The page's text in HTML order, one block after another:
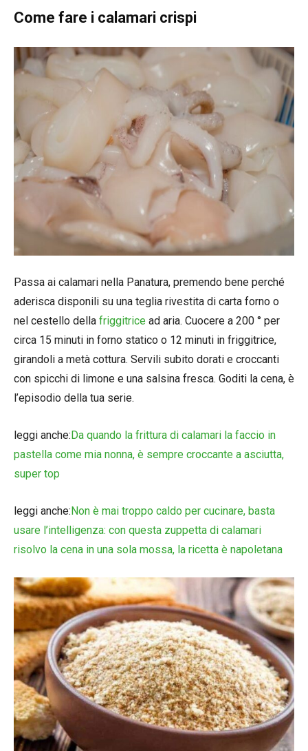
Come fare i calamari crispi
Passa ai calamari nella Panatura, premendo bene perché
aderisca disponili su una teglia rivestita di carta forno o
nel cestello della friggitrice ad aria. Cuocere a 200 ° per
circa 15 minuti in forno statico o 12 minuti in friggitrice,
girandoli a metà cottura. Servili subito dorati e croccanti
con spicchi di limone e una salsina fresca. Goditi la cena, è
l’episodio della tua serie.
leggi anche: Da quando la frittura di calamari la faccio in
pastella come mia nonna, è sempre croccante a asciutta,
super top
leggi anche: Non è mai troppo caldo per cucinare, basta
usare l’intelligenza: con questa zuppetta di calamari
risolvo la cena in una sola mossa, la ricetta è napoletana